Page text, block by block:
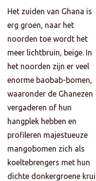
Het zuiden van Ghana is
erg groen, naar het
noorden toe wordt het
meer lichtbruin, beige. In
het noorden zijn er veel
enorme baobab-bomen,
waaronder de Ghanezen
vergaderen of hun
hangplek hebben en
profileren majestueuze
mangobomen zich als
koeltebrengers met hun
dichte donkergroene